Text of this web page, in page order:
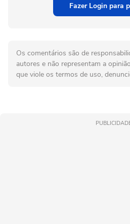
Fazer Login para
Os comentários são de
autores e não representam a
que viole os termos de uso,